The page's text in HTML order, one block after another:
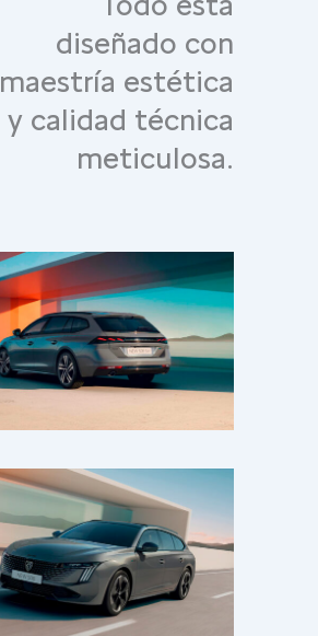
diseñado con
maestría estética
y calidad técnica
meticulosa.